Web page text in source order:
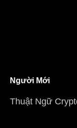
Người Mới
Thuật Ngữ